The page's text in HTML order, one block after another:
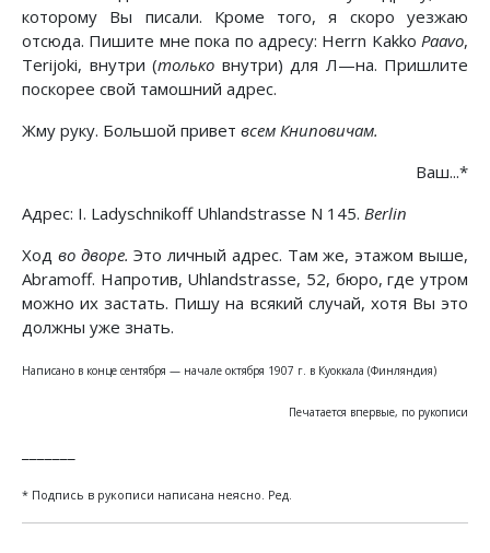
которому Вы писали. Кроме того, я скоро уезжаю
отсюда. Пишите мне пока по адресу: Herrn Kakko Paavo,
Terijoki, внутри (только внутри) для Л—на. Пришлите
поскорее свой тамошний адрес.
Жму руку. Большой привет всем Книповичам.
Ваш...*
Адрес: I. Ladyschnikoff Uhlandstrasse N 145. Berlin
Ход во дворе. Это личный адрес. Там же, этажом выше,
Abramoff. Напротив, Uhlandstrasse, 52, бюро, где утром
можно их застать. Пишу на всякий случай, хотя Вы это
должны уже знать.
Написано в конце сентября — начале октября 1907 г. в Куоккала (Финляндия)
Печатается впервые, по рукописи
* Подпись в рукописи написана неясно. Ред.